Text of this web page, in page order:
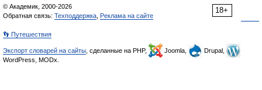
18+
© Академик, 2000-2026
Обратная связь: Техподдержка Реклама на сайте
👣 Путешествия
Экспорт словарей на сайты , сделанные на PHP, Joomla,
Drupal,
WordPress, MODx.